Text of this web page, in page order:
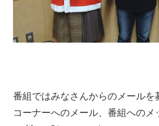
番組ではみなさんからのメールを
コーナーへのメール、番組へのメ